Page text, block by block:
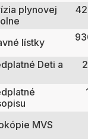
plynovej
lístky
Deti a
MVS